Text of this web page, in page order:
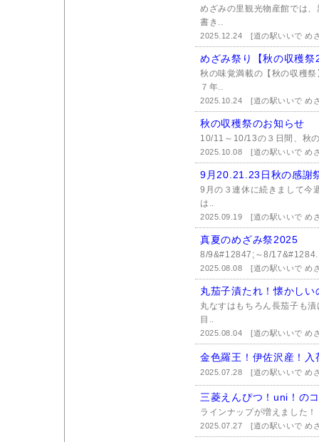
めざみの里観光物産館では
書き..
2025.12.24[道の駅いいで め
めざみ祭り【秋の収穫
秋の味覚満載の【秋の収穫
７年..
2025.10.24[道の駅いいで め
秋の収穫祭のお知らせ
10/11～10/13の３日間、秋
2025.10.08[道の駅いいで め
9月20.21.23日秋の感謝
9月の３連休に続きまして今
は..
2025.09.19[道の駅いいで め
真夏のめざみ祭2025
8/9&#12847;～8/
2025.08.08[道の駅いいで め
丸茄子漬たれ！懐かしい
丸なすはもちろん長茄子も
目..
2025.08.04[道の駅いいで め
金色羅王！伊佐沢産！入
2025.07.28[道の駅いいで め
三菱えんぴつ！uni！の
ラインナップが増えました！
2025.07.27[道の駅いいで め